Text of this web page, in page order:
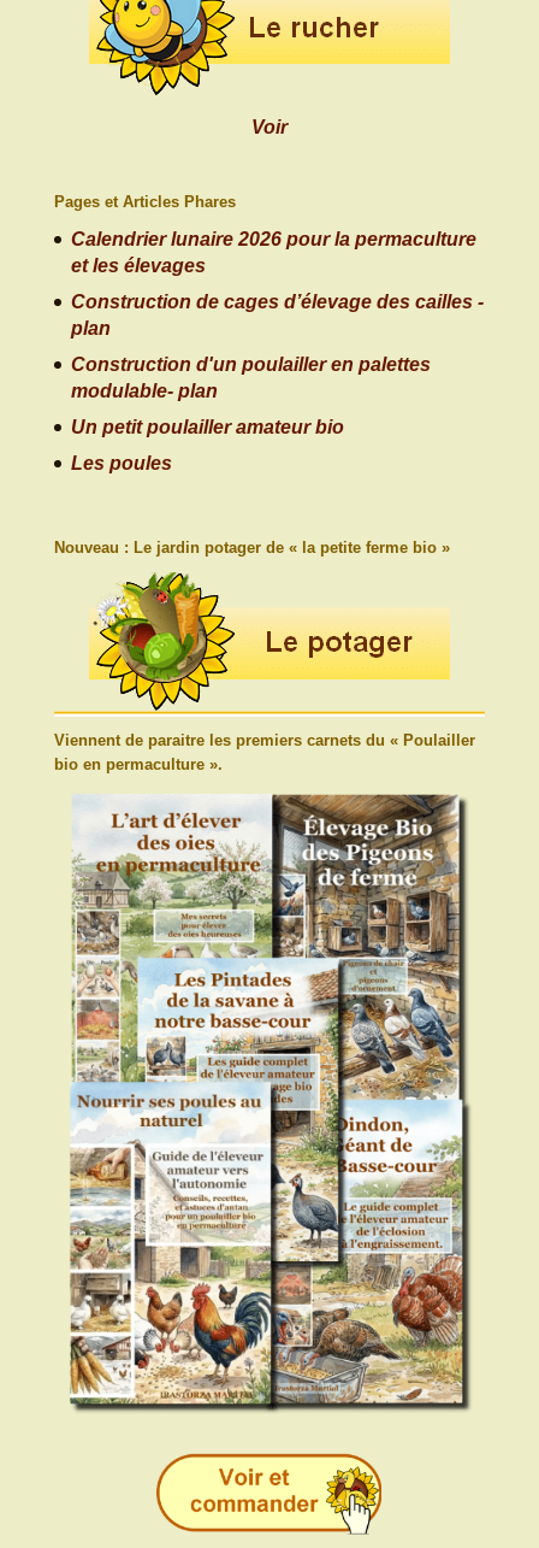
Voir
Pages et Articles Phares
Calendrier lunaire 2026 pour la permaculture
et les élevages
Construction de cages d’élevage des cailles -
plan
Construction d'un poulailler en palettes
modulable- plan
Un petit poulailler amateur bio
Les poules
Nouveau : Le jardin potager de « la petite ferme bio »
Viennent de paraitre les premiers carnets du « Poulailler
bio en permaculture ».